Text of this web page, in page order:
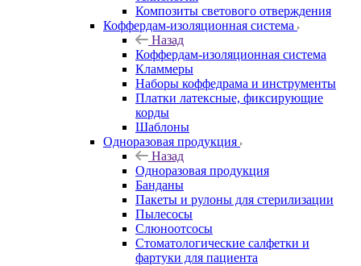
Композиты светового отверждения
Коффердам-изоляционная система
Назад
Коффердам-изоляционная система
Кламмеры
Наборы коффедрама и инструменты
Платки латексные, фиксирующие
корды
Шаблоны
Одноразовая продукция
Назад
Одноразовая продукция
Банданы
Пакеты и рулоны для стерилизации
Пылесосы
Слюноотсосы
Стоматологические салфетки и
фартуки для пациента